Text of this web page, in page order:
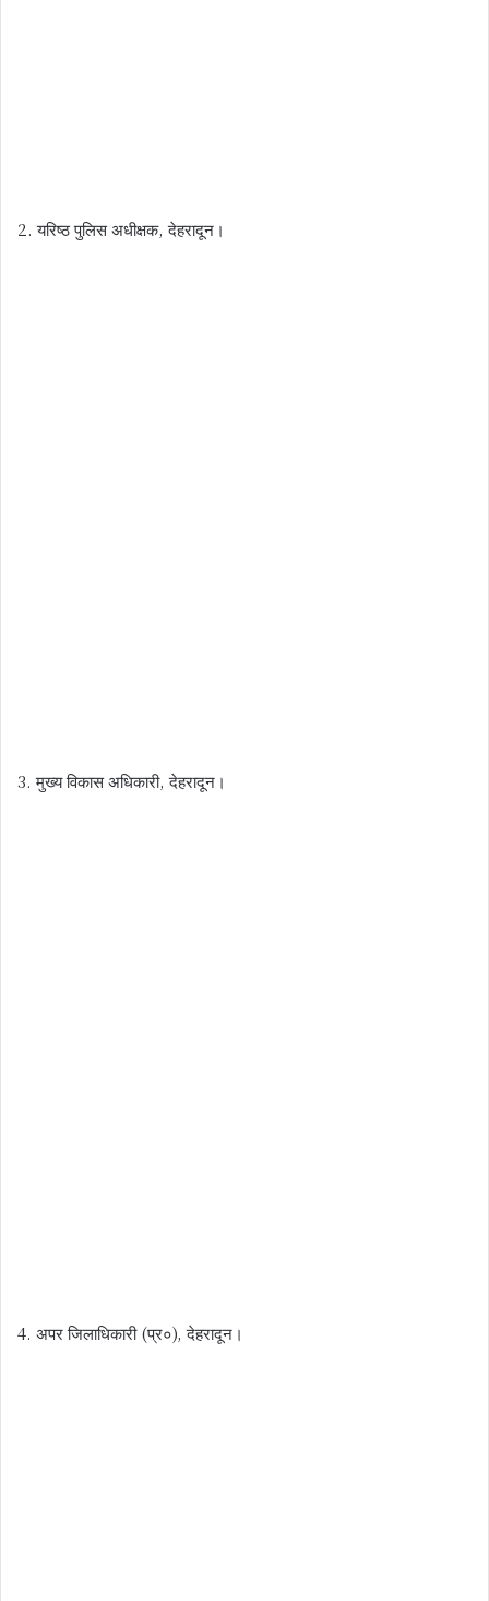
2. यरिष्ठ पुलिस अधीक्षक, देहरादून।
3. मुख्य विकास अधिकारी, देहरादून।
4. अपर जिलाधिकारी (प्र०), देहरादून।